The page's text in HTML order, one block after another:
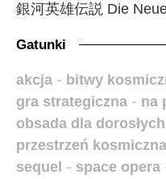
銀河英雄伝説 Die
Gatunki
akcja - bitwy
gra strategiczna - na
obsada dla dorosłych
przestrzeń kosmiczna
sequel - space opera